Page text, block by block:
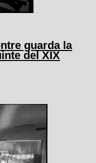
guarda la
del XIX